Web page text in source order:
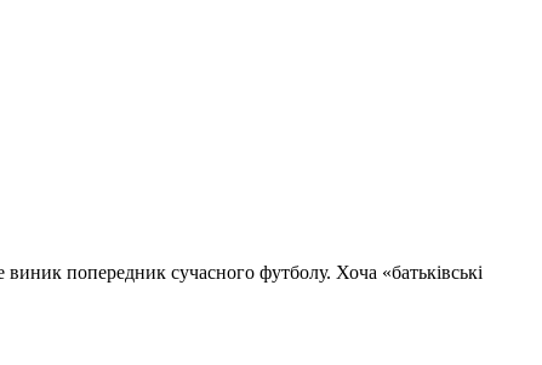
попередник сучасного футболу. Хоча «батьківські